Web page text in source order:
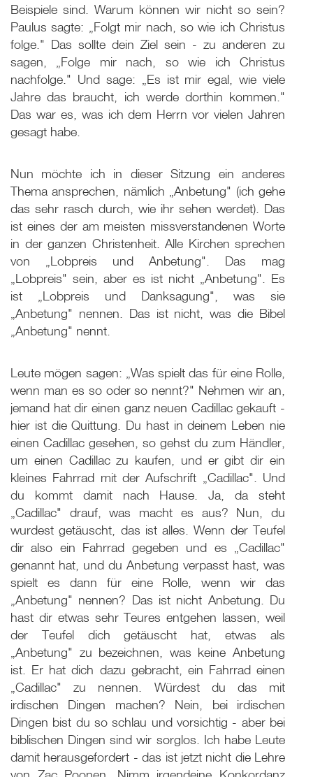
Beispiele sind. Warum können wir nicht so sein?
Paulus sagte: „Folgt mir nach, so wie ich Christus
folge." Das sollte dein Ziel sein - zu anderen zu
sagen, „Folge mir nach, so wie ich Christus
nachfolge." Und sage: „Es ist mir egal, wie viele
Jahre das braucht, ich werde dorthin kommen."
Das war es, was ich dem Herrn vor vielen Jahren
gesagt habe.
Nun möchte ich in dieser Sitzung ein anderes
Thema ansprechen, nämlich „Anbetung" (ich gehe
das sehr rasch durch, wie ihr sehen werdet). Das
ist eines der am meisten missverstandenen Worte
in der ganzen Christenheit. Alle Kirchen sprechen
von „Lobpreis und Anbetung". Das mag
„Lobpreis" sein, aber es ist nicht „Anbetung". Es
ist „Lobpreis und Danksagung", was sie
„Anbetung" nennen. Das ist nicht, was die Bibel
„Anbetung" nennt.
Leute mögen sagen: „Was spielt das für eine Rolle,
wenn man es so oder so nennt?" Nehmen wir an,
jemand hat dir einen ganz neuen Cadillac gekauft -
hier ist die Quittung. Du hast in deinem Leben nie
einen Cadillac gesehen, so gehst du zum Händler,
um einen Cadillac zu kaufen, und er gibt dir ein
kleines Fahrrad mit der Aufschrift „Cadillac". Und
du kommt damit nach Hause. Ja, da steht
„Cadillac" drauf, was macht es aus? Nun, du
wurdest getäuscht, das ist alles. Wenn der Teufel
dir also ein Fahrrad gegeben und es „Cadillac"
genannt hat, und du Anbetung verpasst hast, was
spielt es dann für eine Rolle, wenn wir das
„Anbetung" nennen? Das ist nicht Anbetung. Du
hast dir etwas sehr Teures entgehen lassen, weil
der Teufel dich getäuscht hat, etwas als
„Anbetung" zu bezeichnen, was keine Anbetung
ist. Er hat dich dazu gebracht, ein Fahrrad einen
„Cadillac" zu nennen. Würdest du das mit
irdischen Dingen machen? Nein, bei irdischen
Dingen bist du so schlau und vorsichtig - aber bei
biblischen Dingen sind wir sorglos. Ich habe Leute
damit herausgefordert - das ist jetzt nicht die Lehre